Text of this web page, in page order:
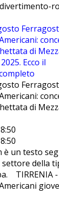
di
Ecco il
di
è un testo
della
TIRRENIA -